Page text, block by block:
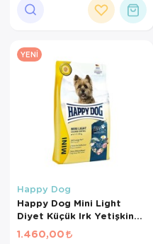
YENI
Happy Dog
Happy Dog Mini Light
Diyet Küçük Irk Yetişkin
Köpek Maması 4 Kg
1.460,00